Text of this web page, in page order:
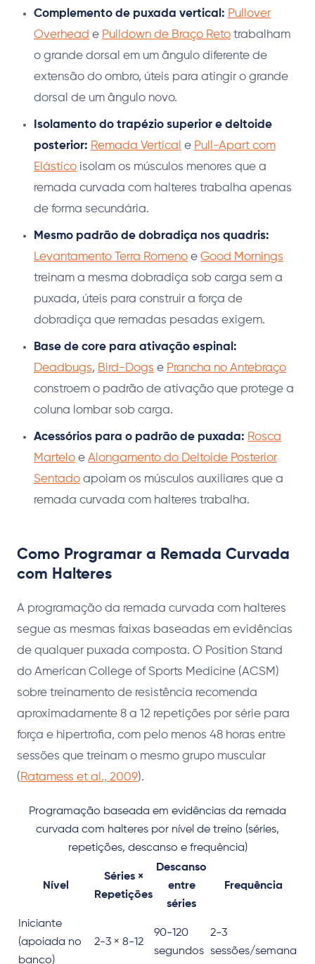
Complemento de puxada vertical: Pullover
Overhead e Pulldown de Braço Reto trabalham
o grande dorsal em um ângulo diferente de
extensão do ombro, úteis para atingir o grande
dorsal de um ângulo novo.
Isolamento do trapézio superior e deltoide
posterior: Remada Vertical e Pull-Apart com
Elástico isolam os músculos menores que a
remada curvada com halteres trabalha apenas
de forma secundária.
Mesmo padrão de dobradiça nos quadris:
Levantamento Terra Romeno e Good Mornings
treinam a mesma dobradiça sob carga sem a
puxada, úteis para construir a força de
dobradiça que remadas pesadas exigem.
Base de core para ativação espinal:
Deadbugs, Bird-Dogs e Prancha no Antebraço
constroem o padrão de ativação que protege a
coluna lombar sob carga.
Acessórios para o padrão de puxada: Rosca
Martelo e Alongamento do Deltoide Posterior
Sentado apoiam os músculos auxiliares que a
remada curvada com halteres trabalha.
Como Programar a Remada Curvada
com Halteres
A programação da remada curvada com halteres
segue as mesmas faixas baseadas em evidências
de qualquer puxada composta. O Position Stand
do American College of Sports Medicine (ACSM)
sobre treinamento de resistência recomenda
aproximadamente 8 a 12 repetições por série para
força e hipertrofia, com pelo menos 48 horas entre
sessões que treinam o mesmo grupo muscular
( Ratamess et al., 2009).
Programação baseada em evidências da remada
curvada com halteres por nível de treino (séries,
repetições, descanso e frequência)
Nível
Séries ×
Repetições
Descanso
entre
séries
Frequência
Iniciante
(apoiada no
banco)
2-3 × 8-12
90-120
segundos
2-3
sessões/semana